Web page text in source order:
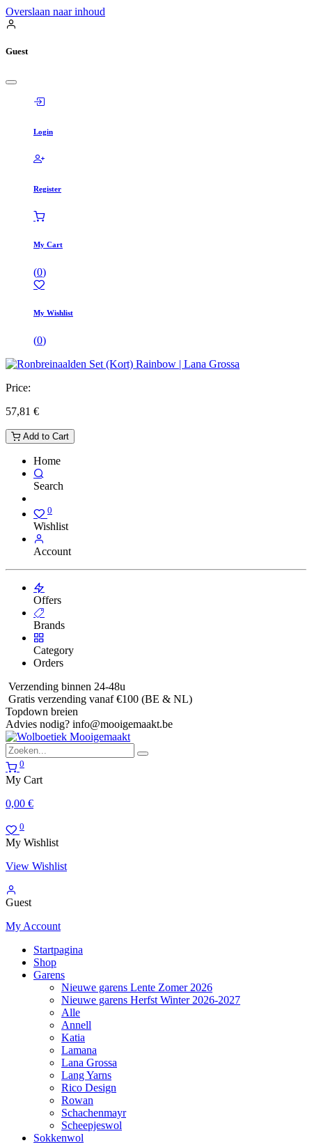
Overslaan naar inhoud
Guest
Login
Register
My Cart
(0)
My Wishlist
(0)
Price:
57,81 €
Add to Cart
Home
Search
0
Wishlist
Account
Offers
Brands
Category
Orders
Verzending binnen 24-48u
Gratis verzending vanaf €100 (BE & NL)
Topdown breien
Advies nodig? info@mooigemaakt.be
0
My Cart
0,00 €
0
My Wishlist
View Wishlist
Guest
My Account
Startpagina
Shop
Garens
Nieuwe garens Lente Zomer 2026
Nieuwe garens Herfst Winter 2026-2027
Alle
Annell
Katia
Lamana
Lana Grossa
Lang Yarns
Rico Design
Rowan
Schachenmayr
Scheepjeswol
Sokkenwol